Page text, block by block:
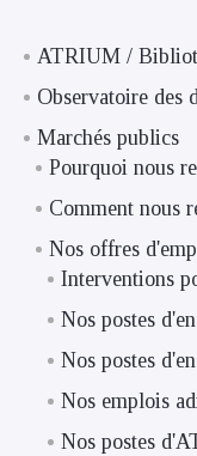
ATRIUM /
Observatoire des
Marchés publics
Pourquoi nous
Comment nous
Nos offres
Interventions
Nos postes
Nos postes
Nos emplois
Nos postes